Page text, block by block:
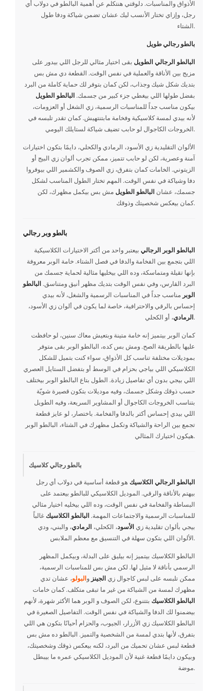
الأذواق والمناسبات. دلوقتي هنتكلم عن أهمية البالطو في دولاب أي
رجل، وإزاي تختار الأنسب ليك عشان تضمن شياكة ودفا طول
الشتاء.
بالطو رجالي طويل
البالطو الرجالي الطويل بقى اختيار مثالي للرجل اللي بيدور على
مزيج بين الأناقة والعملية في نفس الوقت. القطعة دي مش بس
بتديك شكل شيك وجذاب، لكن كمان بتوفر لك حماية كاملة من البرد
بفضل طولها اللي بيغطي جزء كبير من جسمك. البالطو الطويل
بيكون مناسب جداً للمناسبات الرسمية، زي الشغل أو العزومات،
لأنه بيدي لمسة كلاسيكية وفخامة مابتنتهيش. كمان تقدر تلبسه في
الخروجات الكاجوال لو حابب تضيف شياكة لستايلك اليومي.
الألوان التقليدية زي الأسود، الرمادي والكحلي، دايمًا بتكون اختيارات
آمنة وعصرية، لكن لو حابب تتميز، ممكن تجرب ألوان زي البيج أو
الزيتوني. الخامات كمان بتفرق، زي الصوف والكشمير اللي بيوفروا
دفا وشياكة في نفس الوقت. المهم تختار الطول المناسب لشكل
جسمك، عشان البالطو الطويل مش بس بيكمل مظهرك، لكن
كمان بيعكس شخصيتك وذوقك.
بالطو وبر رجالي
البالطو الوبر الرجالي بيعتبر واحد من أكتر الاختيارات الكلاسيكية
اللي بتجمع بين الفخامة والدفا في فصل الشتاء. خامة الوبر معروفة
بإنها تقيلة ومتماسكة، وده اللي بيخليها مثالية لحماية جسمك من
البرد القارس، وفي نفس الوقت بتديك مظهر أنيق ومتناسق. البالطو
الوبر مناسب جداً في المناسبات الرسمية والشغل، لأنه بيدي
إحساس بالرقي والاحترافية، خاصة لما يكون في ألوان زي الأسود،
الرمادي، أو الكحلي.
كمان الوبر بيتميز إنه خامة متينة وبتعيش معاك سنين، لو حافظت
عليها بالطريقة الصح. ومش بس كده، البالطو الوبر بقى متوفر
بموديلات مختلفة تناسب كل الأذواق، سواء كنت بتميل للشكل
الكلاسيكي اللي بياجي بحزام في الوسط أو بتفضل الستايل العصري
اللي بيجي بدون أي تفاصيل زيادة. الطول بتاع البالطو الوبر بيختلف
حسب ذوقك وشكل جسمك، وفيه موديلات بتكون قصيرة شويّة
بتناسب الخروجات الكاجوال أو المشاوير السريعة، وفيه الطويل
اللي بيدي إحساس أكتر بالدفا والفخامة. باختصار، لو عايز قطعة
تجمع بين الراحة والشياكة وتكمل مظهرك في الشتاء، البالطو الوبر
هيكون اختيارك المثالي.
بالطو رجالي كلاسيك
البالطو الرجالي الكلاسيك هو قطعة أساسية في دولاب أي رجل
بيهتم بالأناقة والرقي. الموديل الكلاسيكي للبالطو بيعتمد على
البساطة والفخامة في نفس الوقت، وده اللي بيخليه اختيار مثالي
للمناسبات الرسمية والاجتماعات المهمة. البالطو الكلاسيك غالباً
بيجي بألوان تقليدية زي الأسود، الكحلي، الرمادي، والبني، ودي
الألوان اللي بتكون سهلة في التنسيق مع معظم الملابس.
البالطو الكلاسيك بيتميز إنه بيليق على البدلة، وبيكمل المظهر
الرسمي بأناقة لا مثيل لها. لكن مش بس للمناسبات الرسمية،
ممكن تلبسه على لبس كاجوال زي الجينز والبولو، عشان تدي
مظهرك لمسة من الشياكة من غير ما تبقى متكلف. كمان خامات
البالطو الكلاسيك بتتنوع، لكن الصوف و الوبر هما الأكثر شهرة، لأنهم
بيضمنوا لك الدفا والشياكة في نفس الوقت. التفاصيل الصغيرة في
البالطو الكلاسيك زي الأزرار، الجيوب، والحزام أحيانًا بتكون هي اللي
بتفرق، لأنها بتدي لمسة من الشخصية والتميز. البالطو ده مش بس
قطعة لبس عشان تحميك من البرد، لكنه بيعكس ذوقك وشخصيتك،
وبيكون دايمًا قطعة غنية لأن الموديل الكلاسيكي عمره ما بيبطل
موضة.